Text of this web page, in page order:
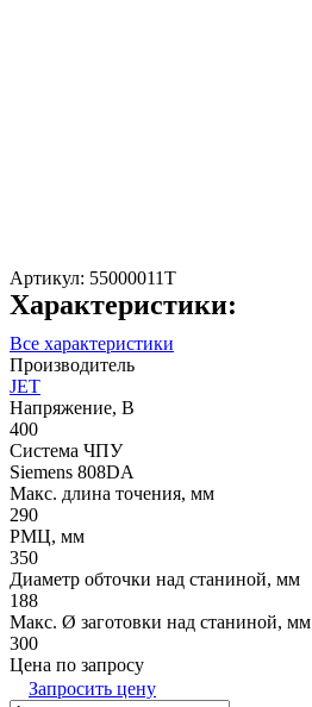
Артикул: 55000011T
Характеристики:
Все характеристики
Производитель
JET
Напряжение, В
400
Система ЧПУ
Siemens 808DA
Макс. длина точения, мм
290
РМЦ, мм
350
Диаметр обточки над станиной, мм
188
Макс. Ø заготовки над станиной, мм
300
Цена по запросу
Запросить цену